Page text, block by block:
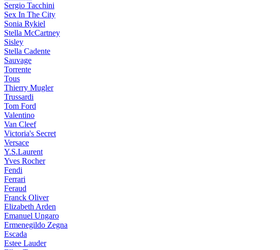
Sergio Tacchini
Sex In The City
Sonia Rykiel
Stella McCartney
Sisley
Stella Cadente
Sauvage
Torrente
Tous
Thierry Mugler
Trussardi
Tom Ford
Valentino
Van Cleef
Victoria's Secret
Versace
Y.S.Laurent
Yves Rocher
Fendi
Ferrari
Feraud
Franck Oliver
Elizabeth Arden
Emanuel Ungaro
Ermenegildo Zegna
Escada
Estee Lauder